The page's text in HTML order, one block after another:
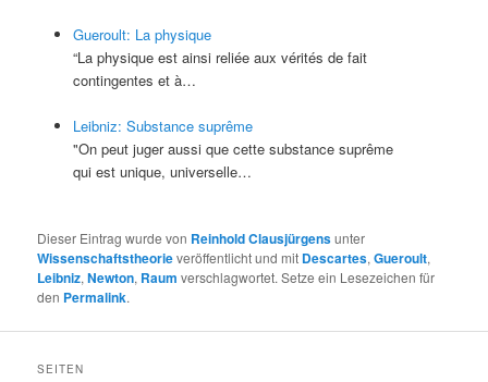
Gueroult: La physique
“La physique est ainsi reliée aux vérités de fait
contingentes et à…
Leibniz: Substance suprême
"On peut juger aussi que cette substance suprême
qui est unique, universelle…
Dieser Eintrag wurde von Reinhold Clausjürgensunter
Wissenschaftstheorieveröffentlicht und mit Descartes,Gueroult,
Leibniz,Newton, Raum verschlagwortet. Setze ein Lesezeichen für
den Permalink.
SEITEN